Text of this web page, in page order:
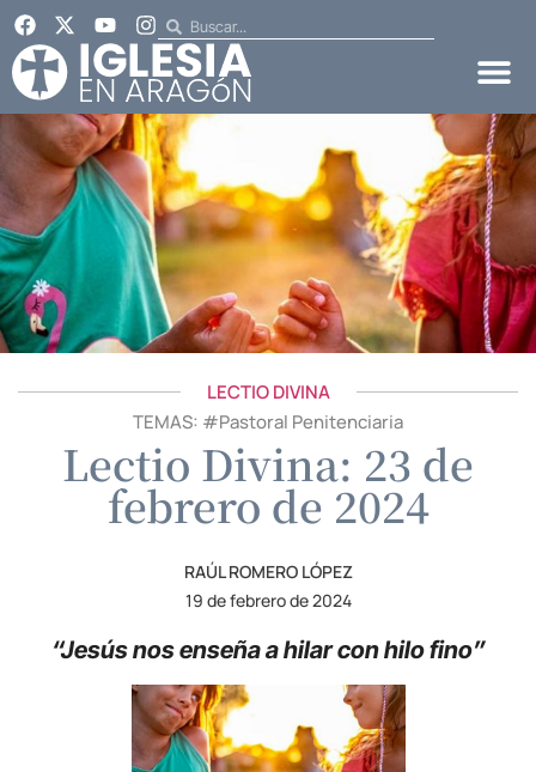
LECTIO DIVINA
TEMAS: #Pastoral Penitenciaria
Lectio Divina: 23 de
febrero de 2024
RAÚL ROMERO LÓPEZ
19 de febrero de 2024
“Jesús nos enseña a hilar con hilo fino”